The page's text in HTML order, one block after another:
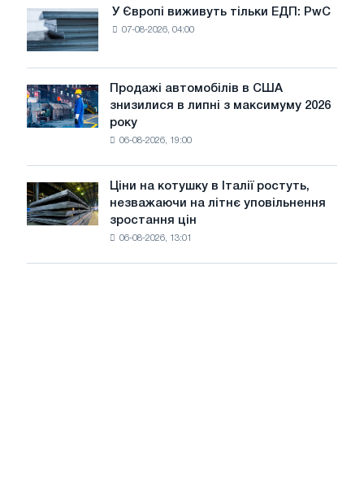
трамвайних
колій
Ярославля
Європі
виживуть
тільки
ЕДП:
PwC
У Європі виживуть тільки ЕДП: PwC
07-08-2026, 04:00
Продажі
автомобілів
в
липні
з
року
Продажі автомобілів в США
знизилися в липні з максимуму 2026
року
06-08-2026, 19:00
Ціни
на
котушку
Ціни на котушку в Італії ростуть,
незважаючи на літнє уповільнення
зростання цін
06-08-2026, 13:01